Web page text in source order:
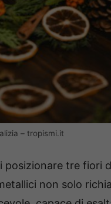
– tropismi.it
posizionare tre fiori
non solo